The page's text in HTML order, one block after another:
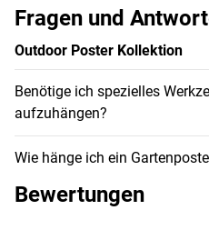
Fragen und
Outdoor Poster Kollektion
Benötige ich spezielles
aufzuhängen?
Wie hänge ich ein
Bewertungen